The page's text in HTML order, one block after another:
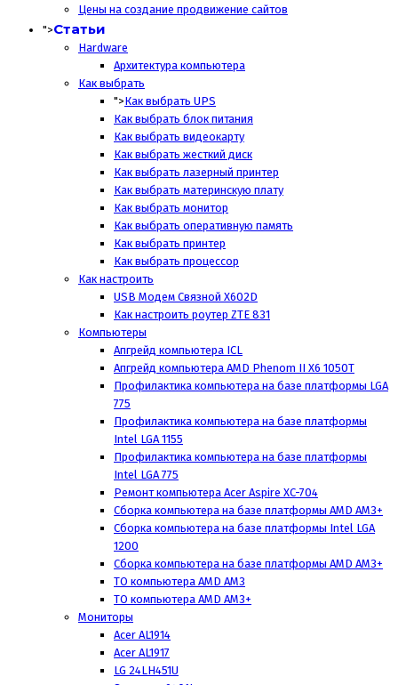
Цены на создание продвижение сайтов
">Статьи
Hardware
Архитектура компьютера
Как выбрать
">Как выбрать UPS
Как выбрать блок питания
Как выбрать видеокарту
Как выбрать жесткий диск
Как выбрать лазерный принтер
Как выбрать материнскую плату
Как выбрать монитор
Как выбрать оперативную память
Как выбрать принтер
Как выбрать процессор
Как настроить
USB Модем Связной X602D
Как настроить роутер ZTE 831
Компьютеры
Апгрейд компьютера ICL
Апгрейд компьютера AMD Phenom II X6 1050T
Профилактика компьютера на базе платформы LGA
775
Профилактика компьютера на базе платформы
Intel LGA 1155
Профилактика компьютера на базе платформы
Intel LGA 775
Ремонт компьютера Acer Aspire XC-704
Сборка компьютера на базе платформы AMD AM3+
Сборка компьютера на базе платформы Intel LGA
1200
Сборка компьютера на базе платформы AMD AM3+
ТО компьютера AMD AM3
ТО компьютера AMD AM3+
Мониторы
Acer AL1914
Acer AL1917
LG 24LH451U